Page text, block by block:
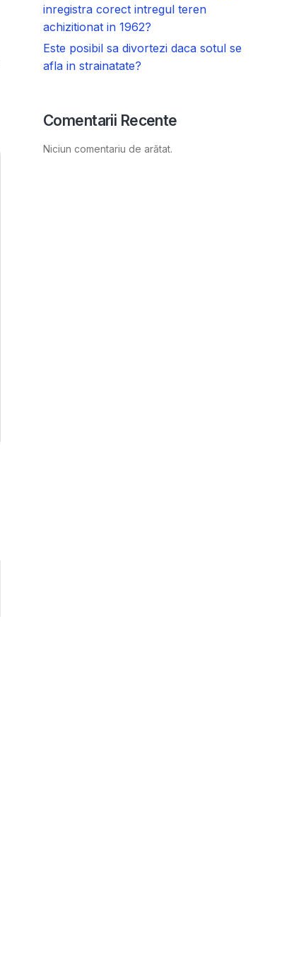
inregistra corect intregul teren
achizitionat in 1962?
Este posibil sa divortezi daca sotul se
afla in strainatate?
Comentarii Recente
Niciun comentariu de arătat.